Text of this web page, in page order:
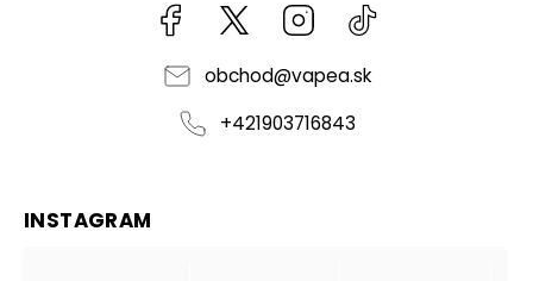
Facebook kzifcak85131Instagram
obchod@vapea.sk
+421903716843
INSTAGRAM